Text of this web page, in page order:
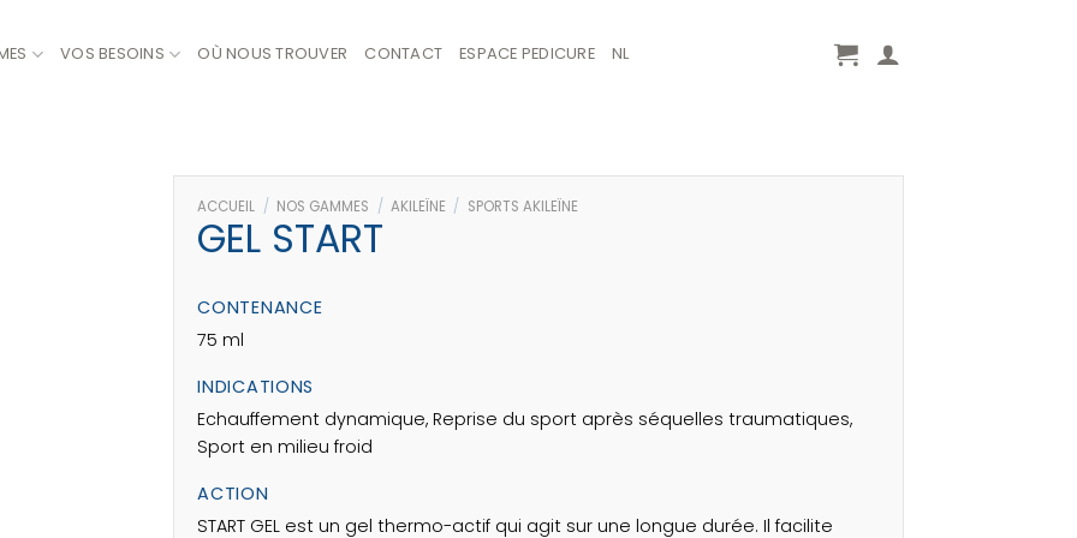
VOS BESOINS OÙ NOUS TROUVER CONTACT ESPACE PEDICURE NL
ACCUEIL / NOS GAMMES / AKILEÏNE / SPORTS AKILEÏNE
GEL START
CONTENANCE
75 ml
INDICATIONS
Echauffement dynamique, Reprise du sport après séquelles traumatiques,
Sport en milieu froid
ACTION
START GEL est un gel thermo-actif qui agit sur une longue durée. Il facilite